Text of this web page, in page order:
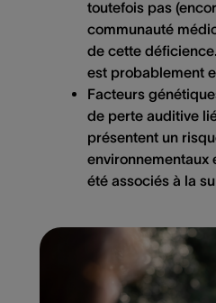
toutefois pas
communauté
de cette
est probablement
Facteurs
de perte auditive
présentent un
environnementaux
été associés à la